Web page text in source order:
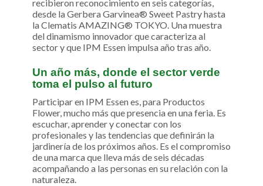
recibieron reconocimiento en seis categorías,
desde la Gerbera Garvinea® Sweet Pastry hasta
la Clematis AMAZING® TOKYO. Una muestra
del dinamismo innovador que caracteriza al
sector y que IPM Essen impulsa año tras año.
Un año más, donde el sector verde
toma el pulso al futuro
Participar en IPM Essen es, para Productos
Flower, mucho más que presencia en una feria. Es
escuchar, aprender y conectar con los
profesionales y las tendencias que definirán la
jardinería de los próximos años. Es el compromiso
de una marca que lleva más de seis décadas
acompañando a las personas en su relación con la
naturaleza.